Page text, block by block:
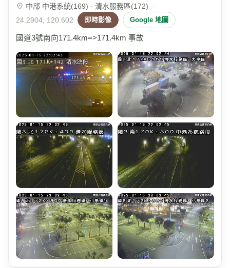
中部 中港系統(169) - 清水服務區(172)
·
24.2904, 120.602
即時影像 Google 地圖
國道3號南向171.4km=>171.4km 事故